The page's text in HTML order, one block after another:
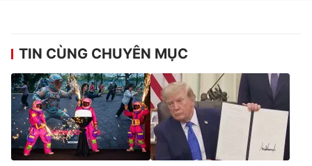
TIN CÙNG CHUYÊN MỤC